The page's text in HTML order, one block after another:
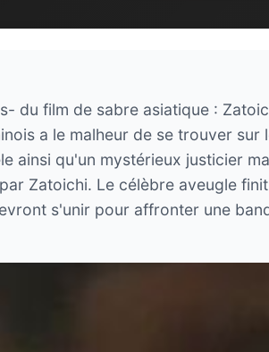
du film de sabre asiatique :
a le malheur de se trouver
ainsi qu'un mystérieux justicier
Zatoichi. Le célèbre aveugle
s'unir pour affronter une